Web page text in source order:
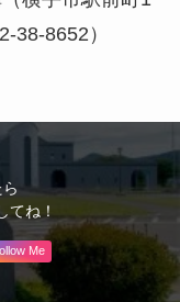
38-8652）
てね！
Me